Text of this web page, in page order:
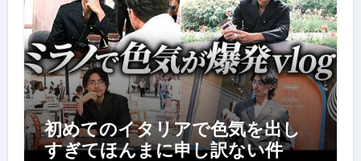
初めてのイタリアで色気を出し
すぎてほんまに申し訳ない件